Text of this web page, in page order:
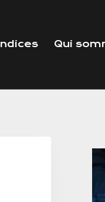
Indices Qui